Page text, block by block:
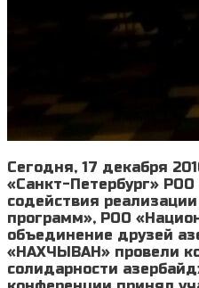
Сегодня, 17 декабря
«Санкт-Петербург»
содействия
программ», РОО
объединение друзей
«НАХЧЫВАН» провели
солидарности